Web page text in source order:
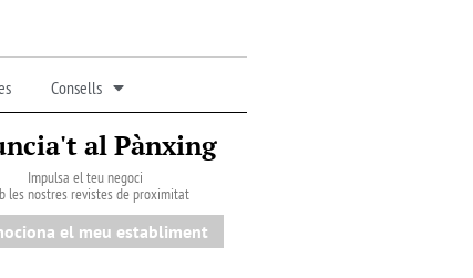
Consells
al Pànxing
Impulsa el teu negoci
les nostres revistes de proximitat
el meu establiment